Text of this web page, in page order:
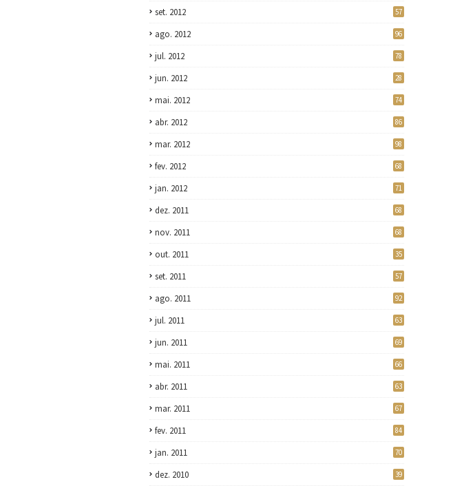
set. 2012 57
ago. 2012 96
jul. 2012 78
jun. 2012 28
mai. 2012 74
abr. 2012 86
mar. 2012 98
fev. 2012 68
jan. 2012 71
dez. 2011 68
nov. 2011 68
out. 2011 35
set. 2011 57
ago. 2011 92
jul. 2011 63
jun. 2011 69
mai. 2011 66
abr. 2011 63
mar. 2011 67
fev. 2011 84
jan. 2011 70
dez. 2010 39